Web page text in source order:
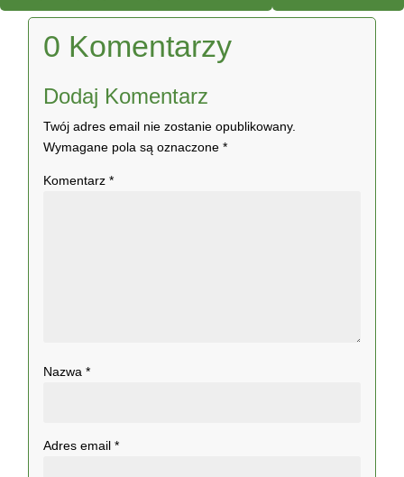
0 Komentarzy
Dodaj Komentarz
Twój adres email nie zostanie opublikowany.
Wymagane pola są oznaczone*
Komentarz*
Nazwa*
Adres email*